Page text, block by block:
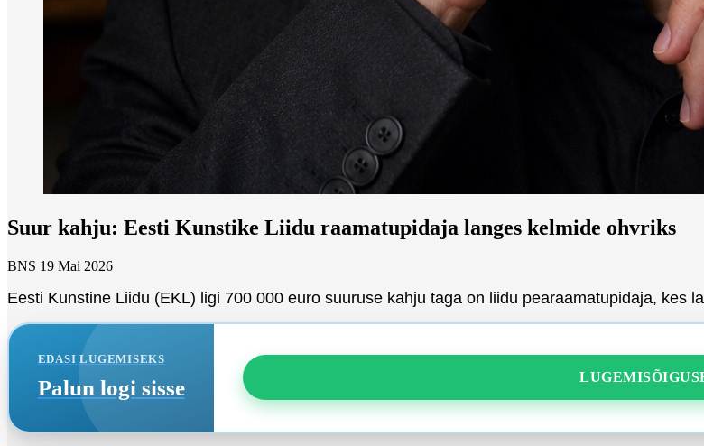
Suur kahju: Eesti Kunstike Liidu raamatupidaja langes kelmide ohvriks
BNS 19 Mai 2026
Eesti Kunstine Liidu (EKL) ligi 700 000 euro suuruse kahju taga on liidu pearaamatupidaja, kes
EDASI LUGEMISEKS
Palun logi sisse